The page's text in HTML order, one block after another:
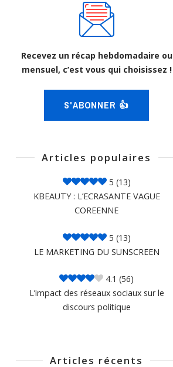
Recevez un récap hebdomadaire ou
mensuel, c’est vous qui choisissez !
S'ABONNER 👍
Articles populaires
5 (13)
KBEAUTY : L’ECRASANTE VAGUE
COREENNE
5 (13)
LE MARKETING DU SUNSCREEN
4.1 (56)
L’impact des réseaux sociaux sur le
discours politique
Articles récents